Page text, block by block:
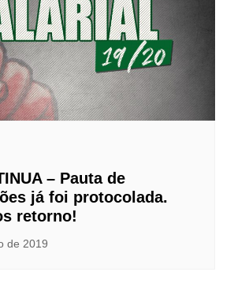
– Pauta de
já foi protocolada.
retorno!
de 2019